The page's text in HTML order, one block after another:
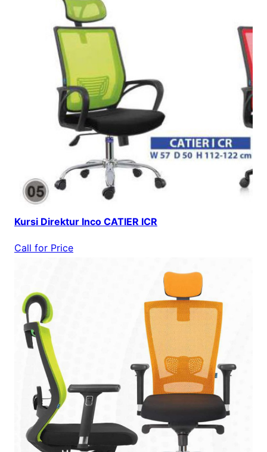
Kursi Direktur Inco CATIER ICR
Call for Price